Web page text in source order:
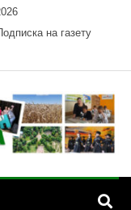
на газету
Адыгея